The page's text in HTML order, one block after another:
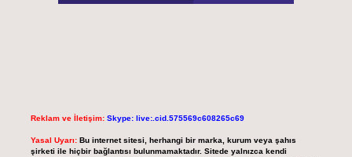
Reklam ve İletişim: Skype: live:.cid.575569c608265c69
Yasal Uyarı: Bu internet sitesi, herhangi bir marka, kurum veya şahıs
şirketi ile hiçbir bağlantısı bulunmamaktadır. Sitede yalnızca kendi